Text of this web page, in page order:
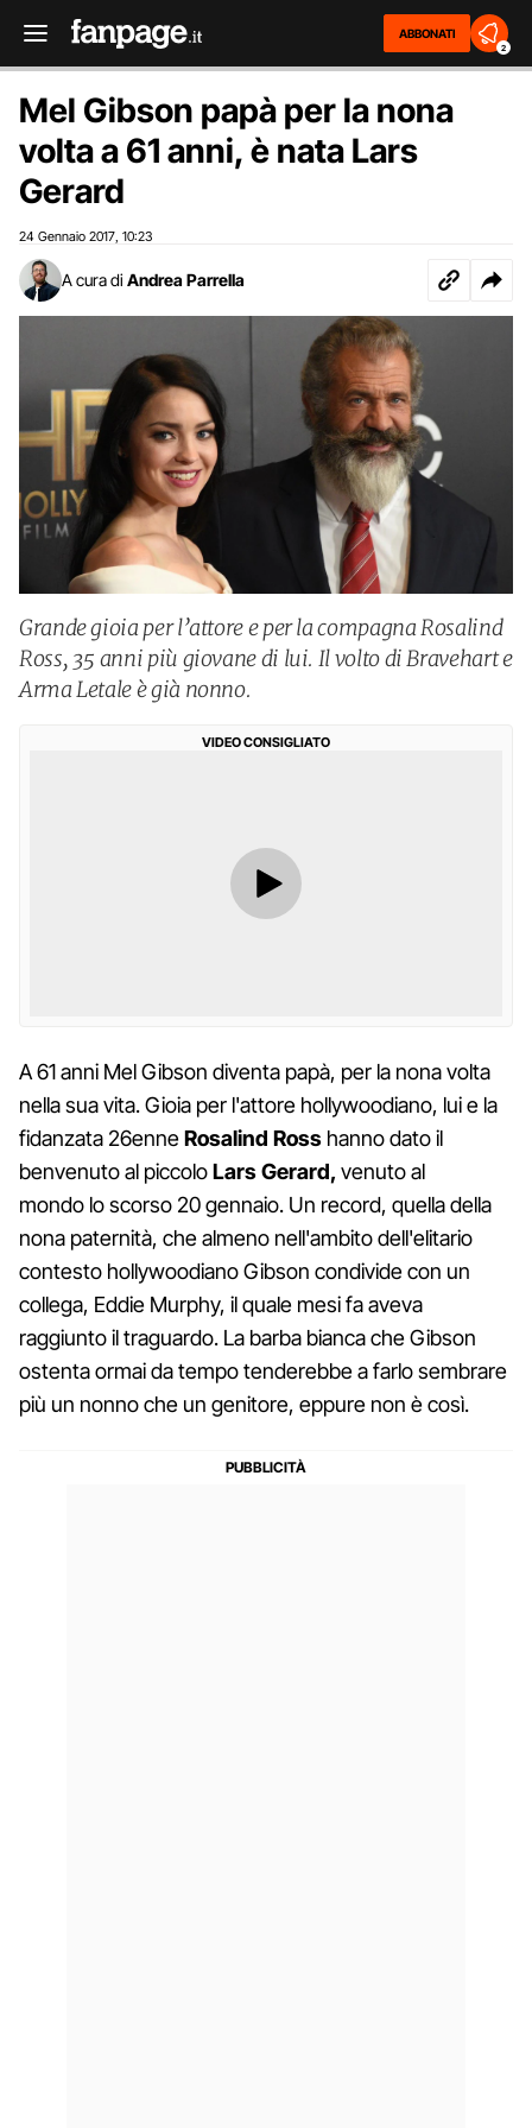
ABBONATI
2
Mel Gibson papà per la nona
volta a 61 anni, è nata Lars
Gerard
24 Gennaio 2017 10:23
A cura di Andrea Parrella
Grande gioia per l’attore e per la compagna Rosalind
Ross, 35 anni più giovane di lui. Il volto di Bravehart e
Arma Letale è già nonno.
VIDEO CONSIGLIATO
A 61 anni Mel Gibson diventa papà, per la nona volta
nella sua vita. Gioia per l'attore hollywoodiano, lui e la
fidanzata 26enneRosalind Ross hanno dato il
benvenuto al piccoloLars Gerard, venuto al
mondo lo scorso 20 gennaio. Un record, quella della
nona paternità, che almeno nell'ambito dell'elitario
contesto hollywoodiano Gibson condivide con un
collega, Eddie Murphy, il quale mesi fa aveva
raggiunto il traguardo. La barba bianca che Gibson
ostenta ormai da tempo tenderebbe a farlo sembrare
più un nonno che un genitore, eppure non è così.